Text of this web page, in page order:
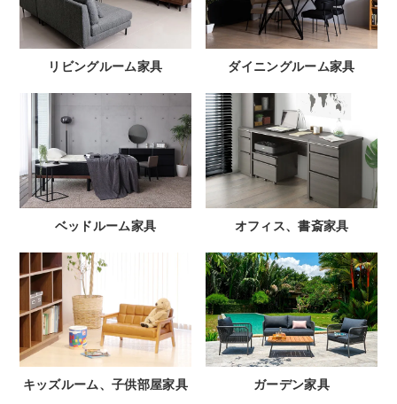
リビングルーム家具 ダイニングルーム家具
ベッドルーム家具 オフィス、書斎家具
キッズルーム、子供部屋家具 ガーデン家具